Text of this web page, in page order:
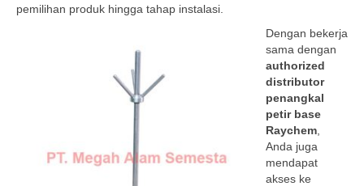
pemilihan produk hingga tahap instalasi.
Dengan bekerja
sama dengan
authorized
distributor
penangkal
petir base
Raychem
Anda juga
mendapat
akses ke